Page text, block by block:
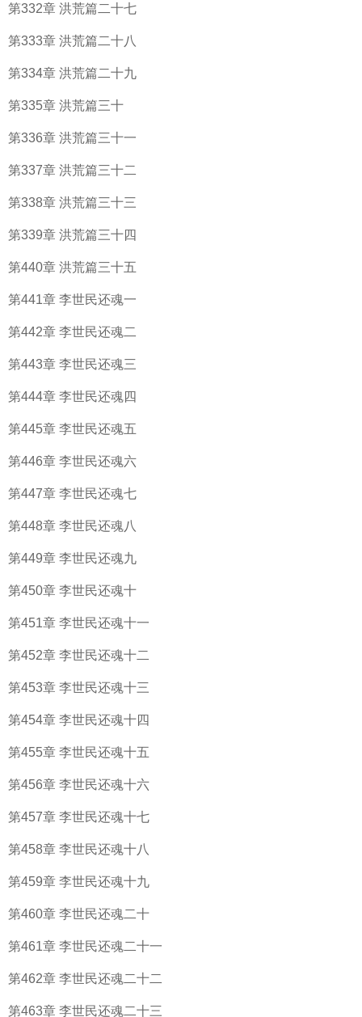
第332章 洪荒篇二十七
第333章 洪荒篇二十八
第334章 洪荒篇二十九
第335章 洪荒篇三十
第336章 洪荒篇三十一
第337章 洪荒篇三十二
第338章 洪荒篇三十三
第339章 洪荒篇三十四
第440章 洪荒篇三十五
第441章 李世民还魂一
第442章 李世民还魂二
第443章 李世民还魂三
第444章 李世民还魂四
第445章 李世民还魂五
第446章 李世民还魂六
第447章 李世民还魂七
第448章 李世民还魂八
第449章 李世民还魂九
第450章 李世民还魂十
第451章 李世民还魂十一
第452章 李世民还魂十二
第453章 李世民还魂十三
第454章 李世民还魂十四
第455章 李世民还魂十五
第456章 李世民还魂十六
第457章 李世民还魂十七
第458章 李世民还魂十八
第459章 李世民还魂十九
第460章 李世民还魂二十
第461章 李世民还魂二十一
第462章 李世民还魂二十二
第463章 李世民还魂二十三